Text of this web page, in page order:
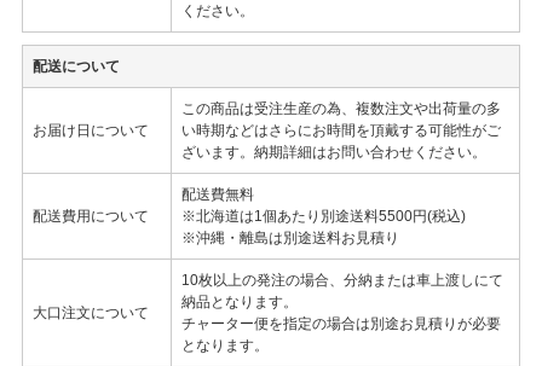
ください。
配送について
お届け日について
この商品は受注生産の為、複数注文や出荷量の多
い時期などはさらにお時間を頂戴する可能性がご
ざいます。納期詳細はお問い合わせください。
配送費用について
配送費無料
※北海道は1個あたり別途送料5500円(税込)
※沖縄・離島は別途送料お見積り
大口注文について
10枚以上の発注の場合、分納または車上渡しにて
納品となります。
チャーター便を指定の場合は別途お見積りが必要
となります。